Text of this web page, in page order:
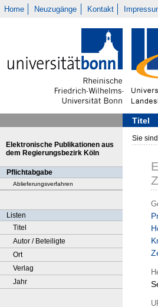
Home Neuzugänge Kontakt
Titel
Elektronische Publikationen aus
dem Regierungsbezirk Köln
Pflichtabgabe
Ablieferungsverfahren
Listen
Titel
Autor / Beteiligte
Ort
Verlag
Jahr
Sie